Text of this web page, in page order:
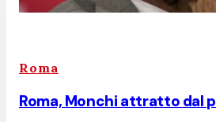
Roma
Roma, Monchi attratto dal